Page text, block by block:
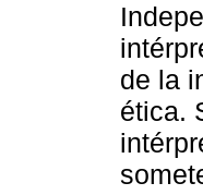
de la
ética.